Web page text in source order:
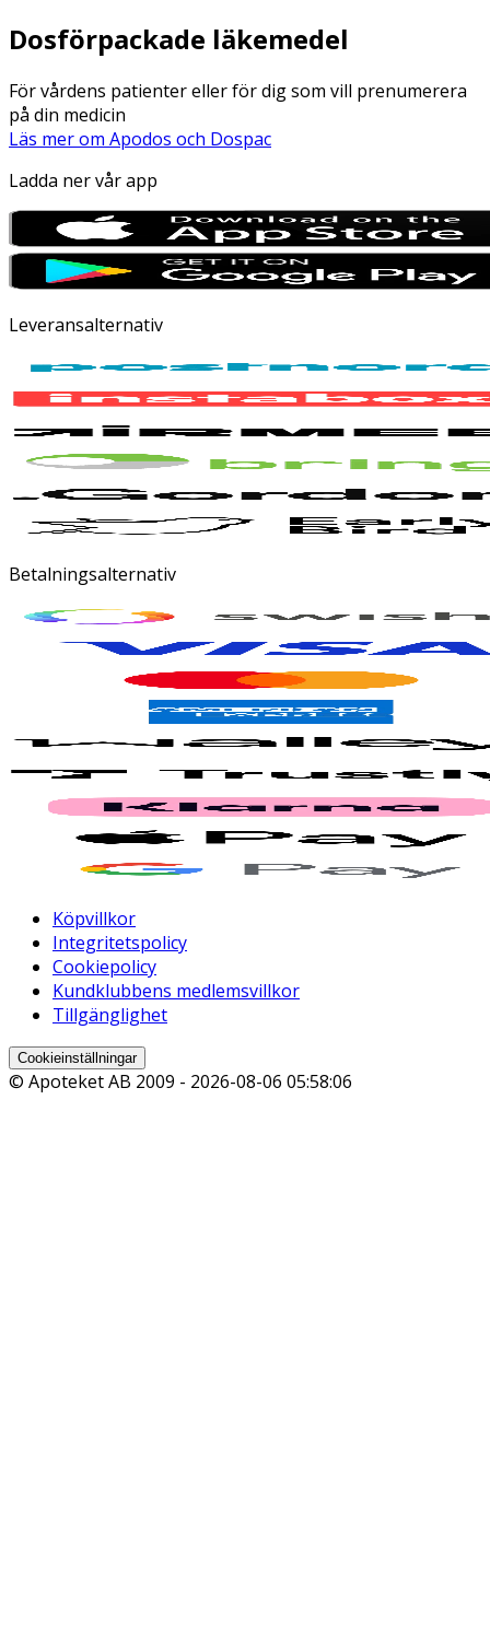
Dosförpackade läkemedel
För vårdens patienter eller för dig som vill prenumerera
på din medicin
Läs mer om Apodos och Dospac
Ladda ner vår app
Leveransalternativ
Betalningsalternativ
Köpvillkor
Integritetspolicy
Cookiepolicy
Kundklubbens medlemsvillkor
Tillgänglighet
Cookieinställningar
© Apoteket AB 2009 - 2026-08-06 05:58:06